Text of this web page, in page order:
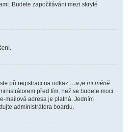
Budete započítáváni mezi skryté
při registraci na odkaz …a je mi méně
před tím, než se budete moci
mailová adresa je platná. Jedním
administrátora boardu.